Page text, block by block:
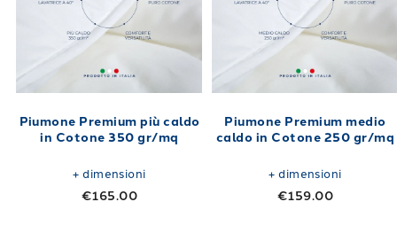
Piumone Premium più caldo
in Cotone 350 gr/mq
€165.00
+dimensioni
Piumone Premium medio
caldo in Cotone 250 gr/mq
€159.00
+dimensioni